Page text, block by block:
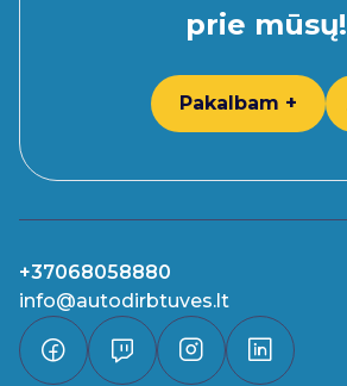
prie mūsų!
Pakalbam +
+37068058880
info@autodirbtuves.lt